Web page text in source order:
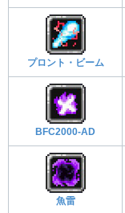
プロント・ビーム
BFC2000-AD
魚雷